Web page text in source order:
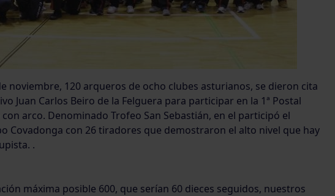
noviembre, 120 arqueros de ocho clubes asturianos, se dieron cita
Juan Carlos Beiro de la Felguera para participar en la 1ª Postal
arco. Denominado Trofeo San Sebastián, en el participó el
Covadonga con 26 tiradores que demostraron el alto nivel que hay
.
máxima posible 600, que serían 60 dieces seguidos, nuestros